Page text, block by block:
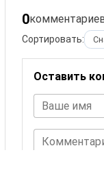
0
Сортировать:
Оставить
Ваше имя